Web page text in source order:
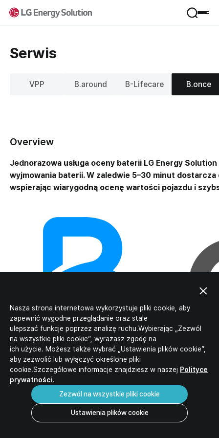
Format ogniwa
B.once
ESS SI
Zarządzanie Jeong-Do
Sieć globalna
Badania i Rozwój
Newsroom
Wsparcie
Pobierz
Kontakt
FAQ
Serwis
VPP B.around B-Lifecare B.once
Overview
Jednorazowa usługa oceny baterii LG Energy
wyjmowania baterii. W zaledwie 5–30 minut
wspierając wiarygodną ocenę wartości pojazdu i
Wyniki oceny baterii mogą być dostarczane
Nasza strona internetowa wykorzystuje pliki cookie, aby
zapewnić wygodne przeglądanie oraz stale
ulepszać funkcje poprzez analizę ruchu.Wybierając „Zezwól
na wszystkie pliki cookie”, wyrażasz zgodę na
ich użycie. Możesz także wybrać „Ustawienia plików cookie”,
aby zezwolić lub wyłączyć określone pliki
cookie.Szczegółowe informacje znajdziesz w naszej Polityce
prywatności.
Zezwól na wszystkie pliki cookie
Ustawienia plików cookie